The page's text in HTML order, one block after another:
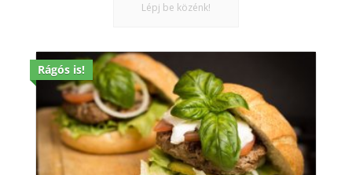
Lépj be közénk!
Rágós is!